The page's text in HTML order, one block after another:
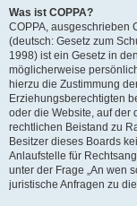
Was ist COPPA?
COPPA, ausgeschrieben
(deutsch: Gesetz zum
1998) ist ein Gesetz in
möglicherweise
hierzu die Zustimmung
Erziehungsberechtigten
oder die Website, auf der
rechtlichen Beistand zu
Besitzer dieses Boards
Anlaufstelle für
unter der Frage „An wen
juristische Anfragen zu